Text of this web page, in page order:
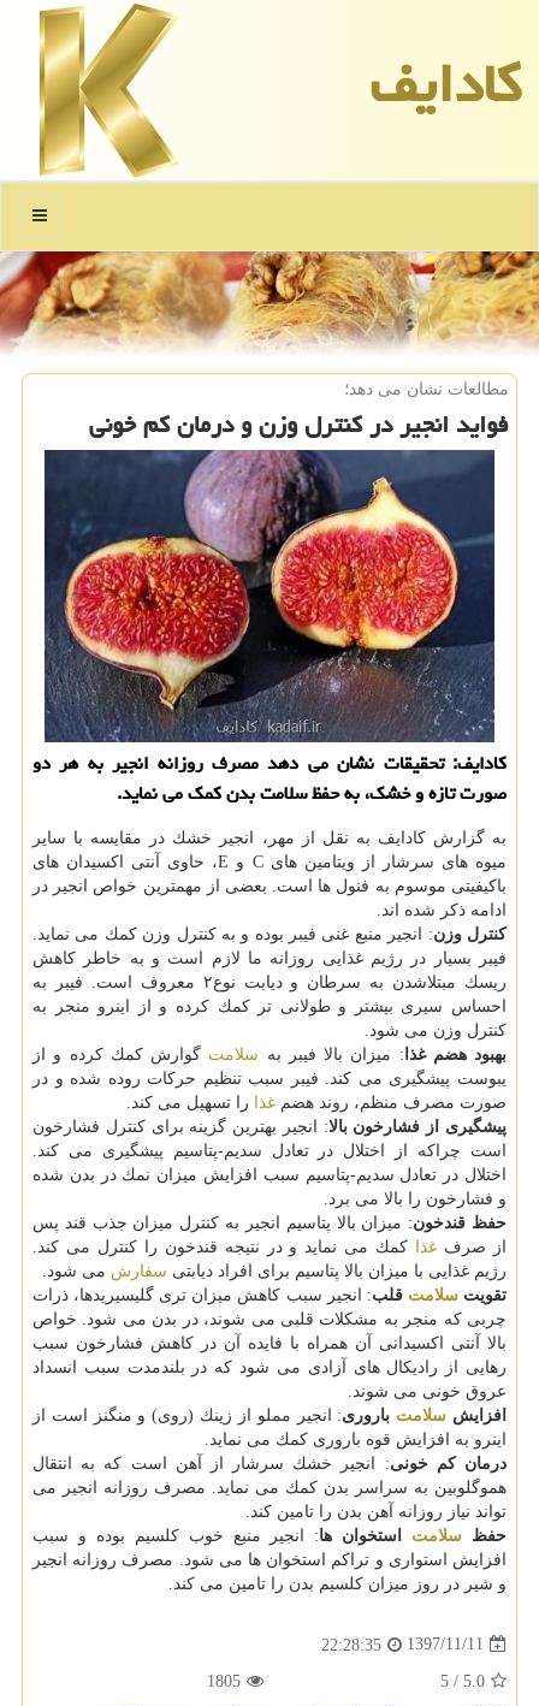
كادایف
منو
مطالعات نشان می دهد؛
فواید انجیر در كنترل وزن و درمان كم خونی
كادایف: تحقیقات نشان می دهد مصرف روزانه انجیر به هر دو
صورت تازه و خشك، به حفظ سلامت بدن كمك می نماید.
به گزارش كادایف به نقل از مهر، انجیر خشك در مقایسه با سایر
میوه های سرشار از ویتامین های C و E، حاوی آنتی اكسیدان های
باكیفیتی موسوم به فنول ها است. بعضی از مهمترین خواص انجیر در
ادامه ذكر شده اند.
كنترل وزن: انجیر منبع غنی فیبر بوده و به كنترل وزن كمك می نماید.
فیبر بسیار در رژیم غذایی روزانه ما لازم است و به خاطر كاهش
ریسك مبتلاشدن به سرطان و دیابت نوع۲ معروف است. فیبر به
احساس سیری بیشتر و طولانی تر كمك كرده و از اینرو منجر به
كنترل وزن می شود.
بهبود هضم غذا : میزان بالا فیبر به سلامت گوارش كمك كرده و از
یبوست پیشگیری می كند. فیبر سبب تنظیم حركات روده شده و در
صورت مصرف منظم، روند هضم غذا
را تسهیل می كند.
پیشگیری از فشارخون بالا: انجیر بهترین گزینه برای كنترل فشارخون
است چراكه از اختلال در تعادل سدیم-پتاسیم پیشگیری می كند.
اختلال در تعادل سدیم-پتاسیم سبب افزایش میزان نمك در بدن شده
و فشارخون را بالا می برد.
حفظ قندخون: میزان بالا پتاسیم انجیر به كنترل میزان جذب قند پس
از صرف غذا
كمك می نماید و در نتیجه قندخون را كنترل می كند.
رژیم غذایی با میزان بالا پتاسیم برای افراد دیابتی سفارش می شود.
تقویتسلامت قلب: انجیر سبب كاهش میزان تری گلیسیریدها، ذرات
چربی كه منجر به مشكلات قلبی می شوند، در بدن می شود. خواص
بالا آنتی اكسیدانی آن همراه با فایده آن در كاهش فشارخون سبب
رهایی از رادیكال های آزادی می شود كه در بلندمدت سبب انسداد
عروق خونی می شوند.
افزایش سلامت باروری: انجیر مملو از زینك (روی) و منگنز است از
اینرو به افزایش قوه باروری كمك می نماید.
درمان كم خونی: انجیر خشك سرشار از آهن است كه به انتقال
هموگلوبین به سراسر بدن كمك می نماید. مصرف روزانه انجیر می
تواند نیاز روزانه آهن بدن را تامین كند.
حفظ سلامت استخوان ها: انجیر منبع خوب كلسیم بوده و سبب
افزایش استواری و تراكم استخوان ها می شود. مصرف روزانه انجیر
و شیر در روز میزان كلسیم بدن را تامین می كند.
1397/11/11
22:28:35
5.0
/
5
1805